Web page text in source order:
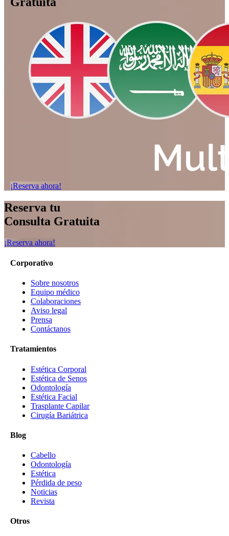
¡Reserva ahora!
Reserva tu
Consulta Gratuita
¡Reserva ahora!
Corporativo
Sobre nosotros
Equipo médico
Colaboraciones
Aviso legal
Prensa
Contáctanos
Tratamientos
Estética Corporal
Estética de Senos
Odontología
Estética Facial
Trasplante Capilar
Cirugía Bariátrica
Blog
Cabello
Odontología
Estética
Pérdida de peso
Noticias
Revista
Otros